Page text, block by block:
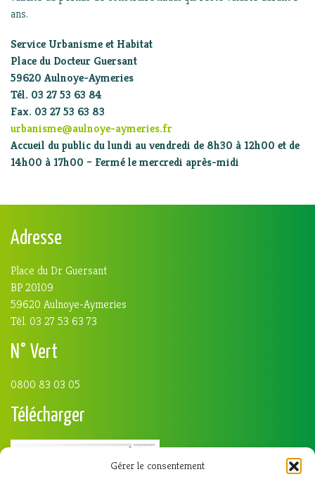
Gérer le consentement
ans.
Service Urbanisme et Habitat
Place du Docteur Guersant
59620 Aulnoye-Aymeries
Tél. 03 27 53 63 84
Fax. 03 27 53 63 83
urbanisme@aulnoye-aymeries.fr
Accueil du public du lundi au vendredi de 8h30 à 12h00 et de
14h00 à 17h00 – Fermé le mercredi après-midi
Adresse
Place du Dr Guersant
BP 20109
59620 Aulnoye-Aymeries
Tél. 03 27 53 63 73
N° Vert
0800 83 03 05
Télécharger